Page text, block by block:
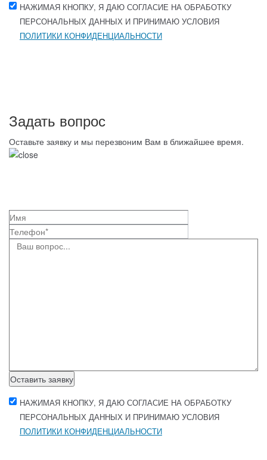
НАЖИМАЯ КНОПКУ, Я ДАЮ СОГЛАСИЕ НА ОБРАБОТКУ
ПЕРСОНАЛЬНЫХ ДАННЫХ И ПРИНИМАЮ УСЛОВИЯ
ПОЛИТИКИ КОНФИДЕНЦИАЛЬНОСТИ
Задать вопрос
Оставьте заявку и мы перезвоним Вам в ближайшее время.
Оставить заявку
НАЖИМАЯ КНОПКУ, Я ДАЮ СОГЛАСИЕ НА ОБРАБОТКУ
ПЕРСОНАЛЬНЫХ ДАННЫХ И ПРИНИМАЮ УСЛОВИЯ
ПОЛИТИКИ КОНФИДЕНЦИАЛЬНОСТИ